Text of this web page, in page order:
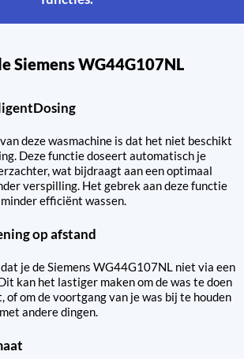
Siemens WG44G107NL
deze wasmachine is dat het niet beschikt
Deze functie doseert automatisch je
wat bijdraagt aan een optimaal
verspilling. Het gebrek aan deze functie
efficiënt wassen.
op afstand
je de Siemens WG44G107NL niet via een
kan het lastiger maken om de was te doen
of om de voortgang van je was bij te houden
andere dingen.